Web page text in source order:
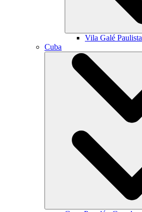
Vila Galé Paulista
Cuba